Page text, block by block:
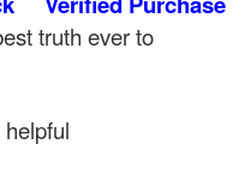
truth ever to